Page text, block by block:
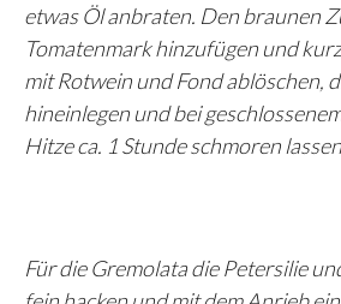
etwas Öl anbraten. Den braunen
Tomatenmark hinzufügen und
mit Rotwein und Fond ablöschen,
hineinlegen und bei
Hitze ca. 1 Stunde schmoren
Für die Gremolata die Petersilie